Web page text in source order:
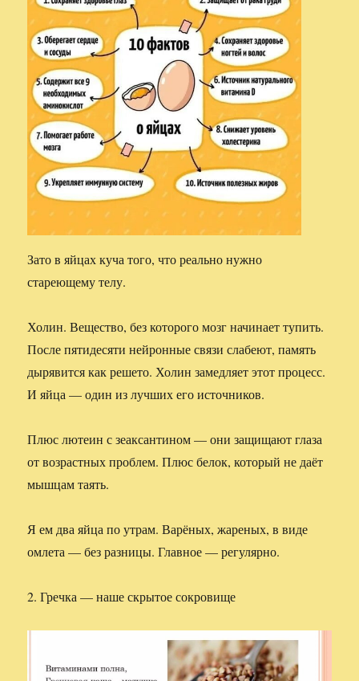
Зато в яйцах куча того, что реально нужно
стареющему телу.
Холин. Вещество, без которого мозг начинает тупить.
После пятидесяти нейронные связи слабеют, память
дырявится как решето. Холин замедляет этот процесс.
И яйца — один из лучших его источников.
Плюс лютеин с зеаксантином — они защищают глаза
от возрастных проблем. Плюс белок, который не даёт
мышцам таять.
Я ем два яйца по утрам. Варёных, жареных, в виде
омлета — без разницы. Главное — регулярно.
2. Гречка — наше скрытое сокровище